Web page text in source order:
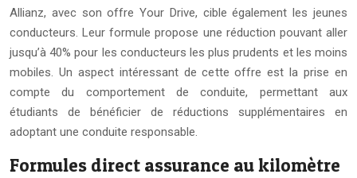
Allianz, avec son offre Your Drive, cible également les jeunes
conducteurs. Leur formule propose une réduction pouvant aller
jusqu’à 40% pour les conducteurs les plus prudents et les moins
mobiles. Un aspect intéressant de cette offre est la prise en
compte du comportement de conduite, permettant aux
étudiants de bénéficier de réductions supplémentaires en
adoptant une conduite responsable.
Formules direct assurance au kilomètre